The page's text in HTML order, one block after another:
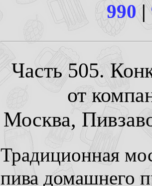
990|
Часть 505.
от
Москва,
Традиционная
пива домашнего